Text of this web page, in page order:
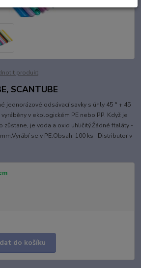
produkt
SCANTUBE
odsávací savky s úhly 45 ° + 45
v ekologickém PE nebo PP. Když je
zůstane, je voda a oxid uhličitý.Žádné ftaláty -
se v PE.Obsah: 100 ks Distributor v
do košíku